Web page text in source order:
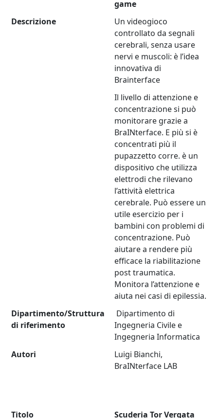
game
Descrizione
Un videogioco
controllato da segnali
cerebrali, senza usare
nervi e muscoli: è l’idea
innovativa di
Brainterface
Il livello di attenzione e
concentrazione si può
monitorare grazie a
BraINterface. E più si è
concentrati più il
pupazzetto corre. è un
dispositivo che utilizza
elettrodi che rilevano
l’attività elettrica
cerebrale. Può essere un
utile esercizio per i
bambini con problemi di
concentrazione. Può
aiutare a rendere più
efficace la riabilitazione
post traumatica.
Monitora l’attenzione e
aiuta nei casi di epilessia.
Dipartimento/Struttura
di riferimento
Dipartimento di
Ingegneria Civile e
Ingegneria Informatica
Autori
Luigi Bianchi,
BraINterface LAB
Titolo
Scuderia Tor Vergata